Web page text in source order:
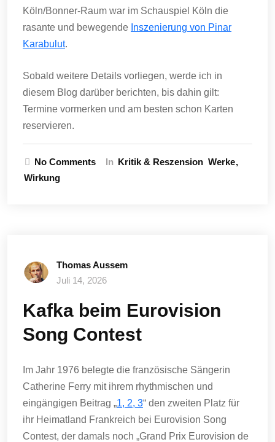
Köln/Bonner-Raum war im Schauspiel Köln die
rasante und bewegende Inszenierung von Pinar
Karabulut.
Sobald weitere Details vorliegen, werde ich in
diesem Blog darüber berichten, bis dahin gilt:
Termine vormerken und am besten schon Karten
reservieren.
No Comments In Kritik & Reszension Werke
Wirkung
Thomas Aussem
Juli 14, 2026
Kafka beim Eurovision
Song Contest
Im Jahr 1976 belegte die französische Sängerin
Catherine Ferry mit ihrem rhythmischen und
eingängigen Beitrag „1, 2, 3“ den zweiten Platz für
ihr Heimatland Frankreich bei Eurovision Song
Contest, der damals noch „Grand Prix Eurovision de